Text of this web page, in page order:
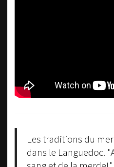
Les traditions du
dans le Languedoc.